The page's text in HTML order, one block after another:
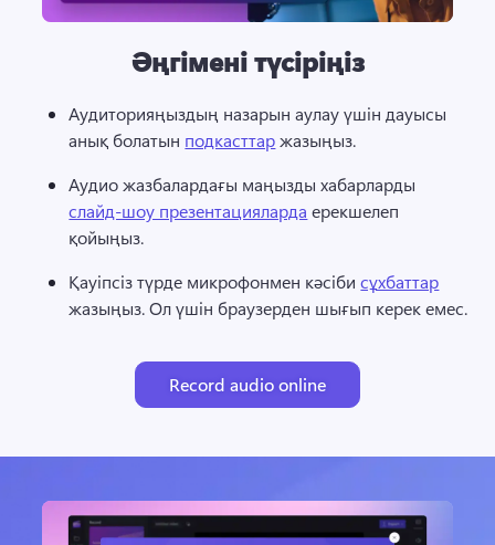
Әңгімені түсіріңіз
Аудиторияңыздың назарын аулау үшін дауысы
анық болатын подкасттар жазыңыз.
Аудио жазбалардағы маңызды хабарларды
слайд-шоу презентацияларда ерекшелеп
қойыңыз.
Қауіпсіз түрде микрофонмен кәсіби сұхбаттар
Record audio online